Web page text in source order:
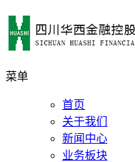
菜单
首页
关于我们
新闻中心
业务板块